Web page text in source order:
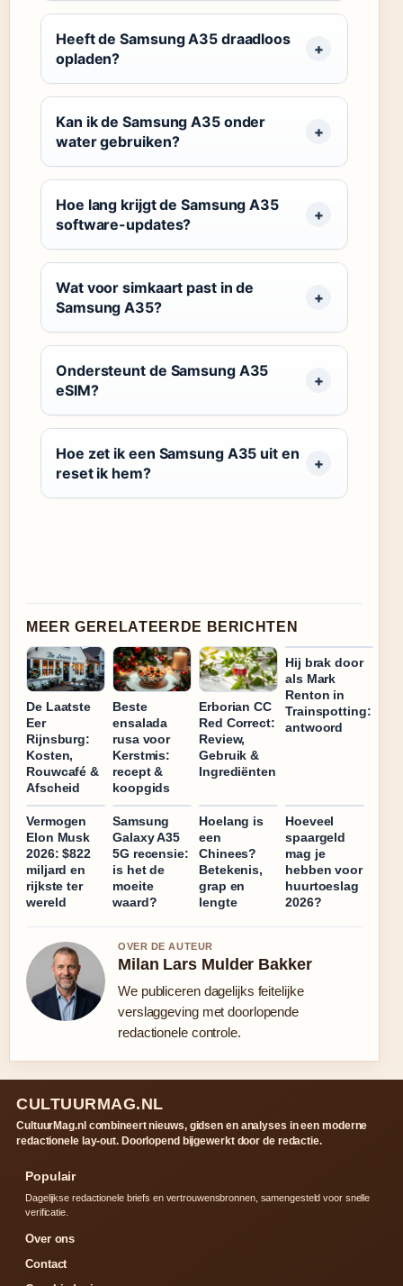
Heeft de Samsung A35 draadloos
opladen?
Kan ik de Samsung A35 onder
water gebruiken?
Hoe lang krijgt de Samsung A35
software-updates?
Wat voor simkaart past in de
Samsung A35?
Ondersteunt de Samsung A35
eSIM?
Hoe zet ik een Samsung A35 uit en
reset ik hem?
MEER GERELATEERDE BERICHTEN
De Laatste
Eer
Rijnsburg:
Kosten,
Rouwcafé &
Afscheid
Beste
ensalada
rusa voor
Kerstmis:
recept &
koopgids
Erborian CC
Red Correct:
Review,
Gebruik &
Ingrediënten
Hij brak door
als Mark
Renton in
Trainspotting:
antwoord
Vermogen
Elon Musk
2026: $822
miljard en
rijkste ter
wereld
Samsung
Galaxy A35
5G recensie:
is het de
moeite
waard?
Hoelang is
een
Chinees?
Betekenis,
grap en
lengte
Hoeveel
spaargeld
mag je
hebben voor
huurtoeslag
2026?
OVER DE AUTEUR
Milan Lars Mulder Bakker
We publiceren dagelijks feitelijke
verslaggeving met doorlopende
redactionele controle.
CULTUURMAG.NL
CultuurMag.nl combineert nieuws, gidsen en analyses in een moderne
redactionele lay-out. Doorlopend bijgewerkt door de redactie.
Populair
Dagelijkse redactionele briefs en vertrouwensbronnen, samengesteld voor snelle
verificatie.
Over ons
Contact